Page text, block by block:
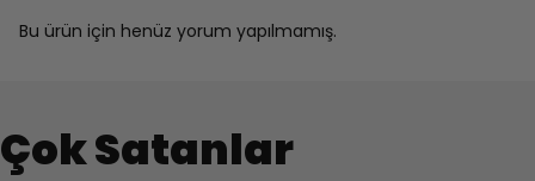
Bu ürün için henüz yorum yapılmamış.
Çok Satanlar